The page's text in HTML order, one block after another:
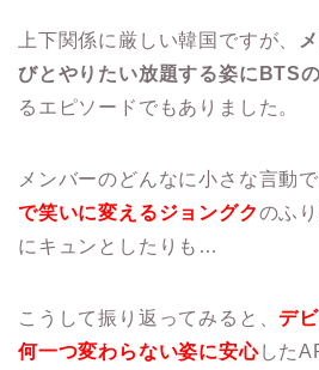
上下関係に厳しい韓国ですが、
びとやりたい放題する姿にBTS
るエピソードでもありました。
メンバーのどんなに小さな言動で
で笑いに変えるジョングクのふ
にキュンとしたりも…
こうして振り返ってみると、デ
何一つ変わらない姿に安心した